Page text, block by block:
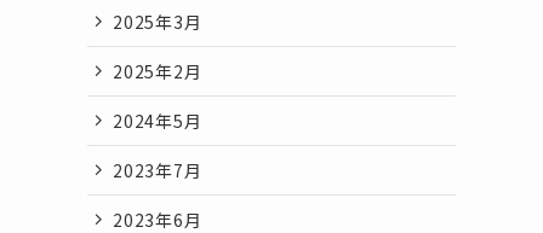
2025年3月
2025年2月
2024年5月
2023年7月
2023年6月